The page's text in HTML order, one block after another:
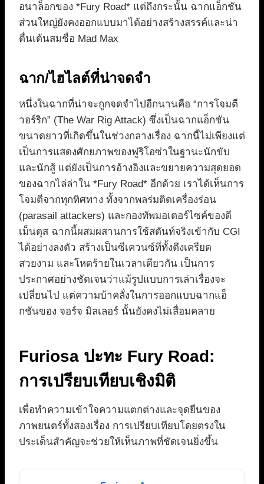
อนาล็อกของ *Fury Road* แต่ถึงกระนั้น ฉากแอ็กชัน
ส่วนใหญ่ยังคงออกแบบมาได้อย่างสร้างสรรค์และน่า
ตื่นเต้นสมชื่อ Mad Max
ฉาก/ไฮไลต์ที่น่าจดจำ
หนึ่งในฉากที่น่าจะถูกจดจำไปอีกนานคือ “การโจมตี
วอร์ริก” (The War Rig Attack) ซึ่งเป็นฉากแอ็กชัน
ขนาดยาวที่เกิดขึ้นในช่วงกลางเรื่อง ฉากนี้ไม่เพียงแต่
เป็นการแสดงศักยภาพของฟูริโอซ่าในฐานะนักขับ
และนักสู้ แต่ยังเป็นการอ้างอิงและขยายความสุดยอด
ของฉากไล่ล่าใน *Fury Road* อีกด้วย เราได้เห็นการ
โจมตีจากทุกทิศทาง ทั้งจากพลร่มติดเครื่องร่อน
(parasail attackers) และกองทัพมอเตอร์ไซค์ของดี
เม็นตุส ฉากนี้ผสมผสานการใช้สตันท์จริงเข้ากับ CGI
ได้อย่างลงตัว สร้างเป็นซีเควนซ์ที่ทั้งตึงเครียด
สวยงาม และโหดร้ายในเวลาเดียวกัน เป็นการ
ประกาศอย่างชัดเจนว่าแม้รูปแบบการเล่าเรื่องจะ
เปลี่ยนไป แต่ความบ้าคลั่งในการออกแบบฉากแอ็
กชันของ จอร์จ มิลเลอร์ นั้นยังคงไม่เสื่อมคลาย
Furiosa ปะทะ Fury Road:
การเปรียบเทียบเชิงมิติ
เพื่อทำความเข้าใจความแตกต่างและจุดยืนของ
ภาพยนตร์ทั้งสองเรื่อง การเปรียบเทียบโดยตรงใน
ประเด็นสำคัญจะช่วยให้เห็นภาพที่ชัดเจนยิ่งขึ้น